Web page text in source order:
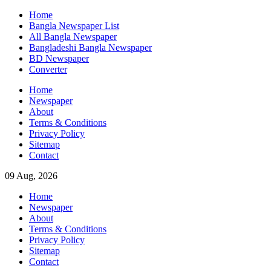
Skip
content
Home
Bangla Newspaper List
All Bangla Newspaper
Bangladeshi Bangla Newspaper
BD Newspaper
Converter
Home
Newspaper
About
Terms & Conditions
Privacy Policy
Sitemap
Contact
09 Aug, 2026
Home
Newspaper
About
Terms & Conditions
Privacy Policy
Sitemap
Contact